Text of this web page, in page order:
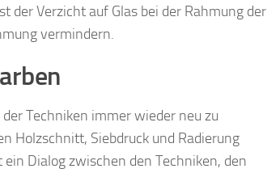
der Verzicht auf Glas bei der Rahmung der
vermindern.
Techniken immer wieder neu zu
Holzschnitt, Siebdruck und Radierung
Dialog zwischen den Techniken, den